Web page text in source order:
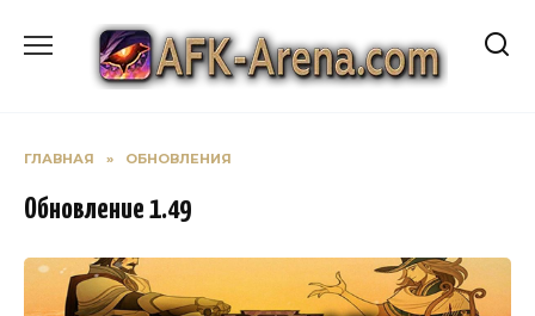
содержанию
ГЛАВНАЯ » ОБНОВЛЕНИЯ
Обновление 1.49